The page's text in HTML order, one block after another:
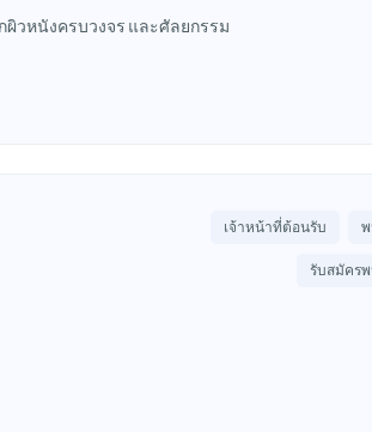
ผิวหนังครบวงจร และศัลยกรรม
เจ้าหน้าที่ต้อนรับ
รับสมัคร